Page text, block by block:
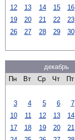
12
13 14 15 16
19
20 21 22 23
26
27 28 29 30
декабрь
Пн
Вт Ср Чт Пт
3
4 5 6 7
10
11 12 13 14
17
18 19 20 21